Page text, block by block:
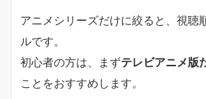
アニメシリーズだけに絞ると、視聴
ルです。
初心者の方は、まずテレビアニメ版
ことをおすすめします。